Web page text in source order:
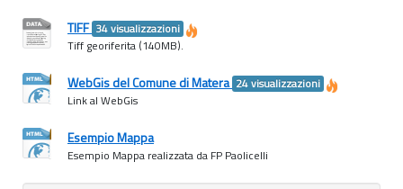
TIFF 34 visualizzazioni
Tiff georiferita (140MB).
WebGis del Comune di Matera 24 visualizzazioni
Link al WebGis
Esempio Mappa
Esempio Mappa realizzata da FP Paolicelli